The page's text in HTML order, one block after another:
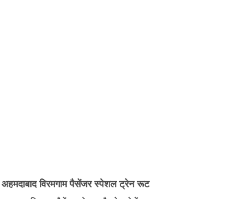
विरमगाम पैसेंजर स्पेशल ट्रेन रूट